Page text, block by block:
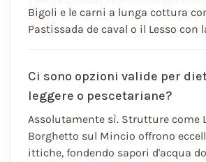
Bigoli e le carni a lunga cottura
Pastissada de caval o il Lesso con
Ci sono opzioni valide per
leggere o pescetariane?
Assolutamente sì. Strutture come
Borghetto sul Mincio offrono
ittiche, fondendo sapori d'acqua